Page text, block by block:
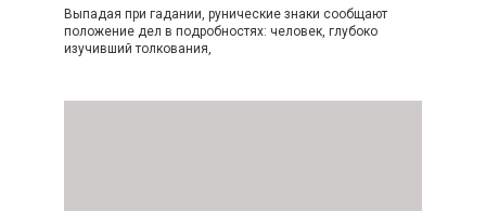
Выпадая при гадании, рунические знаки сообщают
положение дел в подробностях: человек, глубоко
изучивший толкования,